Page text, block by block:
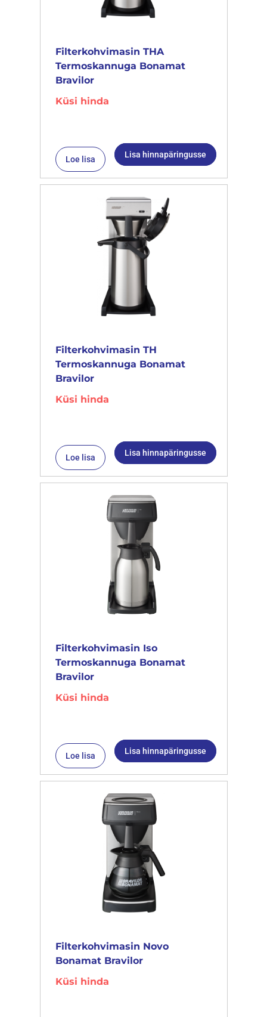
Filterkohvimasin THA
Termoskannuga Bonamat
Bravilor
Küsi hinda
Loe lisa Lisa hinnapäringusse
Filterkohvimasin TH
Termoskannuga Bonamat
Bravilor
Küsi hinda
Loe lisa Lisa hinnapäringusse
Filterkohvimasin Iso
Termoskannuga Bonamat
Bravilor
Küsi hinda
Loe lisa Lisa hinnapäringusse
Filterkohvimasin Novo
Bonamat Bravilor
Küsi hinda